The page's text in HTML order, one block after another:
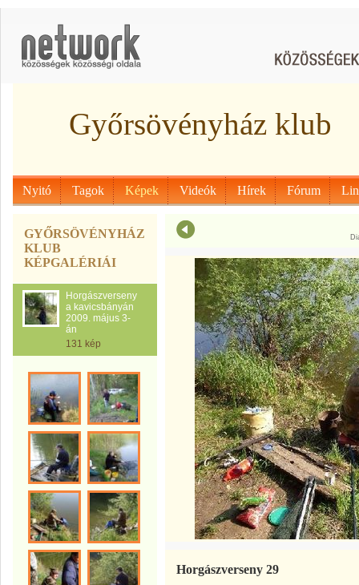
Győrsövényház klub
Nyitó Tagok Képek Videók Hírek Fórum
GYŐRSÖVÉNYHÁZ
KLUB
KÉPGALÉRIÁI
Horgászverseny
a kavicsbányán
2009. május 3-
án
131 kép
Horgászverseny 29